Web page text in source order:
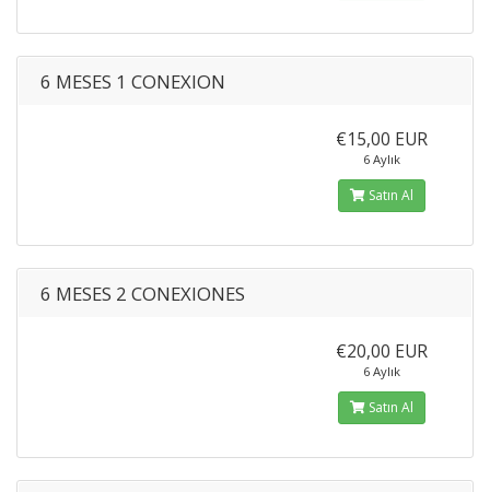
6 MESES 1 CONEXION
€15,00 EUR
6 Aylık
Satın Al
6 MESES 2 CONEXIONES
€20,00 EUR
6 Aylık
Satın Al